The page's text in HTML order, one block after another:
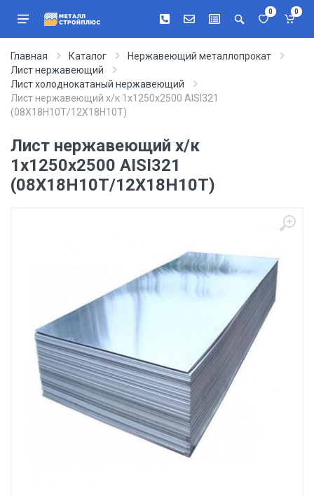
0 0
Главная Каталог
Нержавеющий металлопрокат
Лист нержавеющий
Лист холоднокатаный нержавеющий
Лист нержавеющий х/к 1х1250х2500 AISI321
(08Х18Н10Т/12Х18Н10Т)
Лист нержавеющий х/к
1х1250х2500 AISI321
(08Х18Н10Т/12Х18Н10Т)